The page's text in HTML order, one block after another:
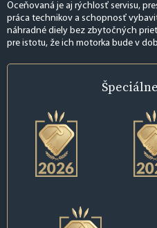
Oceňovaná je aj rýchlosť servisu,
práca technikov a schopnosť
náhradné diely bez zbytočných
pre istotu, že ich motorka bude v
Špeciálne